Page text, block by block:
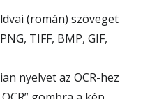
(román) szöveget
TIFF, BMP, GIF,
nyelvet az OCR-hez